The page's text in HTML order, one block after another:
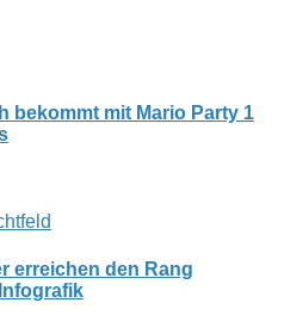
bekommt mit Mario Party 1
erreichen den Rang